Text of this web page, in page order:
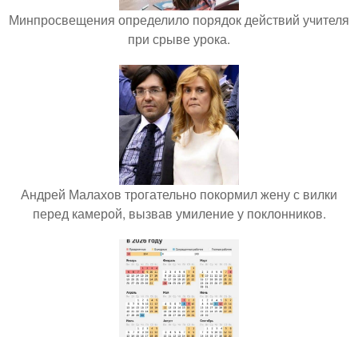
Минпросвещения определило порядок действий учителя
при срыве урока.
Андрей Малахов трогательно покормил жену с вилки
перед камерой, вызвав умиление у поклонников.